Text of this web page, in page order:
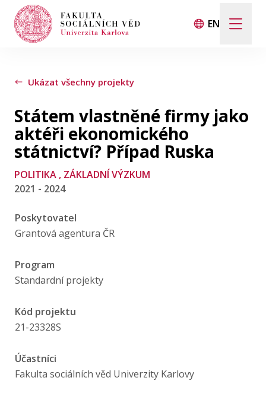
EN
Hledat
Když jsou k dispozici výsledky z našeptávače,
Události
Projekty
Ocenění
Blog
Publikace
Ukázat všechny projekty
Státem vlastněné firmy jako
aktéři ekonomického
státnictví? Případ Ruska
POLITIKA , ZÁKLADNÍ VÝZKUM
2021 - 2024
Poskytovatel
Grantová agentura ČR
Program
Standardní projekty
Kód projektu
21-23328S
Účastníci
Fakulta sociálních věd Univerzity Karlovy